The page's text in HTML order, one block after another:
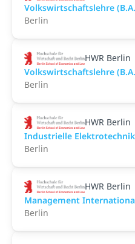
Volkswirtschaftslehre
Berlin
HWR Berlin
Volkswirtschaftslehre
Berlin
HWR Berlin
Industrielle Elektrotechnik
Berlin
HWR Berlin
Management
Berlin